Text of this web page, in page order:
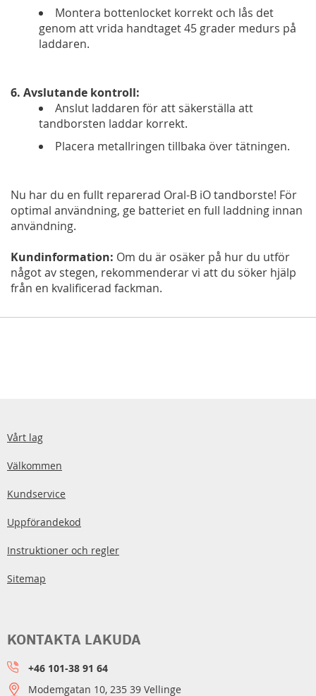
Montera bottenlocket korrekt och lås det
genom att vrida handtaget 45 grader medurs på
laddaren.
6. Avslutande kontroll:
Anslut laddaren för att säkerställa att
tandborsten laddar korrekt.
Placera metallringen tillbaka över tätningen.
Nu har du en fullt reparerad Oral-B iO tandborste! För
optimal användning, ge batteriet en full laddning innan
användning.
Kundinformation: Om du är osäker på hur du utför
något av stegen, rekommenderar vi att du söker hjälp
från en kvalificerad fackman.
Vårt lag
Välkommen
Kundservice
Uppförandekod
Instruktioner och regler
Sitemap
KONTAKTA LAKUDA
+46 101-38 91 64
Modemgatan 10, 235 39 Vellinge